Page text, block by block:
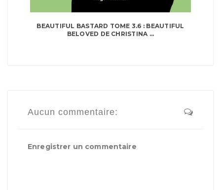
BEAUTIFUL BASTARD TOME 3.6 : BEAUTIFUL
BELOVED DE CHRISTINA ...
Aucun commentaire:
Enregistrer un commentaire